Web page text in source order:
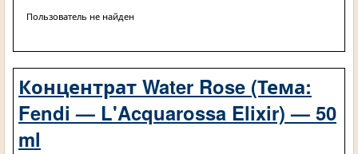
Пользователь не найден
Концентрат Water Rose (Тема:
Fendi — L'Acquarossa Elixir) — 50
ml